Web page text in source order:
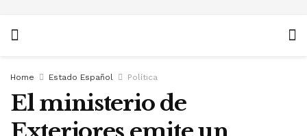
Home Estado Español Política
El ministerio de